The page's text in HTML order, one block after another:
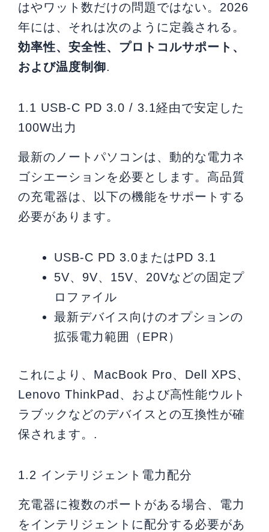
はやワット数だけの問題ではない。2026
年には、それは次のように定義される。
効率性、安全性、プロトコルサポート、
および温度制御.
1.1 USB-C PD 3.0 / 3.1経由で安定した
100W出力
最新のノートパソコンは、動的な電力ネ
ゴシエーションを必要とします。高品質
の充電器は、以下の機能をサポートする
必要があります。
USB-C PD 3.0またはPD 3.1
5V、9V、15V、20Vなどの固定プ
ロファイル
最新デバイス向けのオプションの
拡張電力範囲（EPR）
これにより、MacBook Pro、Dell XPS、
Lenovo ThinkPad、および高性能ウルト
ラブックなどのデバイスとの互換性が確
保されます。.
1.2 インテリジェント電力配分
充電器に複数のポートがある場合、電力
をインテリジェントに配分する必要があ